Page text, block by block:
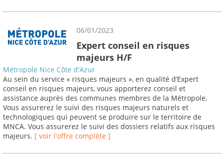
06/01/2023
Expert conseil en risques
majeurs H/F
Métropole Nice Côte d'Azur
Au sein du service « risques majeurs », en qualité d’Expert
conseil en risques majeurs, vous apporterez conseil et
assistance auprès des communes membres de la Métropole.
Vous assurerez le suivi des risques majeurs naturels et
technologiques qui peuvent se produire sur le territoire de
MNCA. Vous assurerez le suivi des dossiers relatifs aux risques
majeurs. [ voir l'offre complète ]